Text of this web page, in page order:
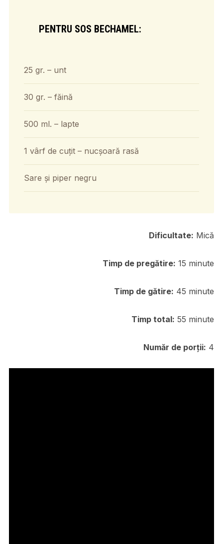
PENTRU SOS BECHAMEL:
25 gr. – unt
30 gr. – făină
500 ml. – lapte
1 vârf de cuțit – nucșoară rasă
Sare și piper negru
Dificultate: Mică
Timp de pregătire: 15 minute
Timp de gătire: 45 minute
Timp total: 55 minute
Număr de porții: 4